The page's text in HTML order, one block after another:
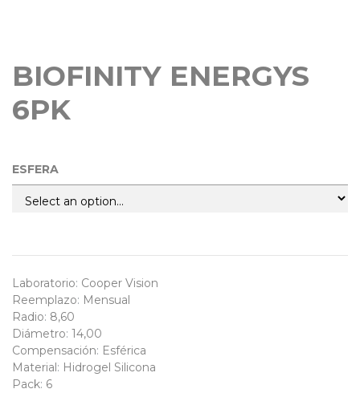
BIOFINITY ENERGYS
6PK
ESFERA
Laboratorio: Cooper Vision
Reemplazo: Mensual
Radio: 8,60
Diámetro: 14,00
Compensación: Esférica
Material : Hidrogel Silicona
Pack: 6